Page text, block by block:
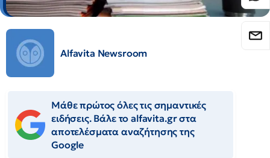
Alfavita Newsroom
Μάθε πρώτος όλες τις σημαντικές
ειδήσεις. Βάλε το alfavita.gr στα
αποτελέσματα αναζήτησης της
Google